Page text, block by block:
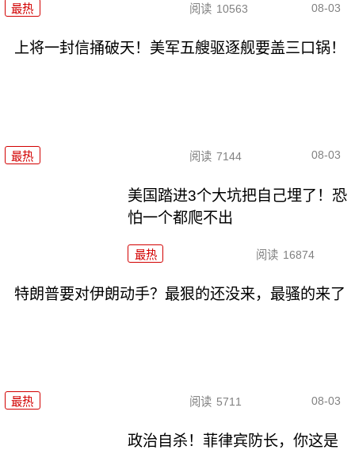
最热 阅读 10563 08-03
上将一封信捅破天！美军五艘驱逐舰要盖三口锅！
最热 阅读 7144 08-03
美国踏进3个大坑把自己埋了！恐
怕一个都爬不出
最热 阅读 16874
特朗普要对伊朗动手？最狠的还没来，最骚的来了
最热 阅读 5711 08-03
政治自杀！菲律宾防长，你这是